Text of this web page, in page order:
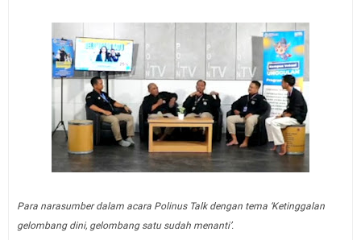
Para narasumber dalam acara Polinus Talk dengan tema ‘Ketinggalan
gelombang dini, gelombang satu sudah menanti’.